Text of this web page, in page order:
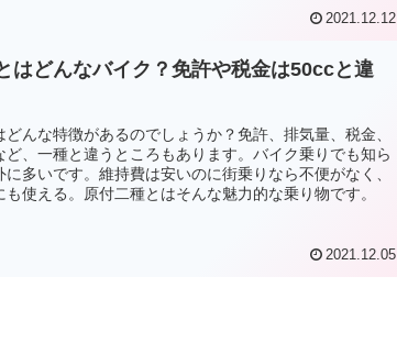
2021.12.12
はどんなバイク？免許や税金は50ccと違
どんな特徴があるのでしょうか？免許、排気量、税金、
ど、一種と違うところもあります。バイク乗りでも知ら
に多いです。維持費は安いのに街乗りなら不便がなく、
も使える。原付二種とはそんな魅力的な乗り物です。
2021.12.05